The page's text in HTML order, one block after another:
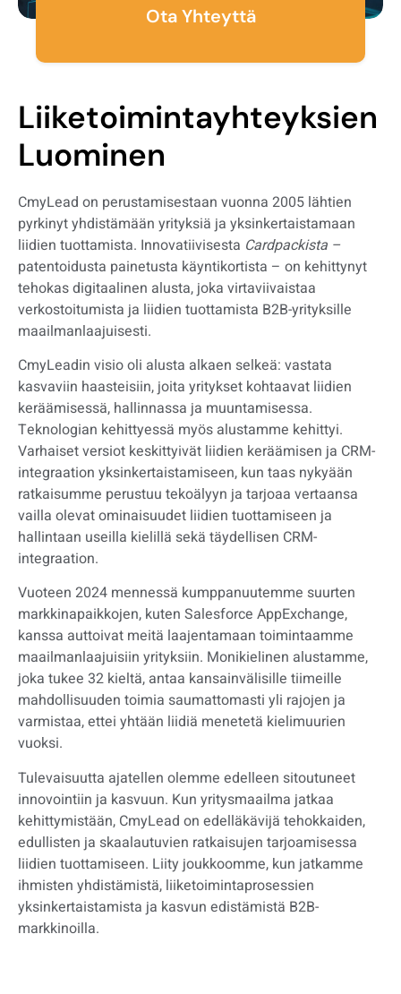
Ota Yhteyttä
Liiketoimintayhteyksien
Luominen
CmyLead on perustamisestaan vuonna 2005 lähtien
pyrkinyt yhdistämään yrityksiä ja yksinkertaistamaan
liidien tuottamista. Innovatiivisesta Cardpackista –
patentoidusta painetusta käyntikortista – on kehittynyt
tehokas digitaalinen alusta, joka virtaviivaistaa
verkostoitumista ja liidien tuottamista B2B-yrityksille
maailmanlaajuisesti.
CmyLeadin visio oli alusta alkaen selkeä: vastata
kasvaviin haasteisiin, joita yritykset kohtaavat liidien
keräämisessä, hallinnassa ja muuntamisessa.
Teknologian kehittyessä myös alustamme kehittyi.
Varhaiset versiot keskittyivät liidien keräämisen ja CRM-
integraation yksinkertaistamiseen, kun taas nykyään
ratkaisumme perustuu tekoälyyn ja tarjoaa vertaansa
vailla olevat ominaisuudet liidien tuottamiseen ja
hallintaan useilla kielillä sekä täydellisen CRM-
integraation.
Vuoteen 2024 mennessä kumppanuutemme suurten
markkinapaikkojen, kuten Salesforce AppExchange,
kanssa auttoivat meitä laajentamaan toimintaamme
maailmanlaajuisiin yrityksiin. Monikielinen alustamme,
joka tukee 32 kieltä, antaa kansainvälisille tiimeille
mahdollisuuden toimia saumattomasti yli rajojen ja
varmistaa, ettei yhtään liidiä menetetä kielimuurien
vuoksi.
Tulevaisuutta ajatellen olemme edelleen sitoutuneet
innovointiin ja kasvuun. Kun yritysmaailma jatkaa
kehittymistään, CmyLead on edelläkävijä tehokkaiden,
edullisten ja skaalautuvien ratkaisujen tarjoamisessa
liidien tuottamiseen. Liity joukkoomme, kun jatkamme
ihmisten yhdistämistä, liiketoimintaprosessien
yksinkertaistamista ja kasvun edistämistä B2B-
markkinoilla.